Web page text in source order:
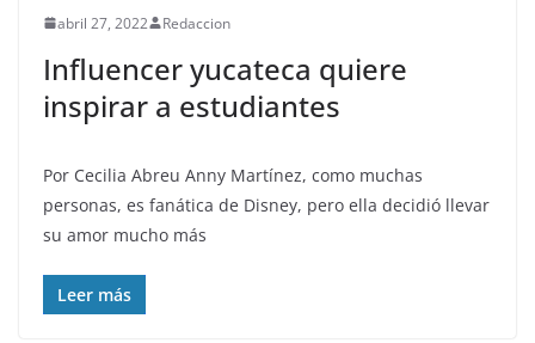
abril 27, 2022 Redaccion
Influencer yucateca quiere
inspirar a estudiantes
Por Cecilia Abreu Anny Martínez, como muchas
personas, es fanática de Disney, pero ella decidió llevar
su amor mucho más
Leer más